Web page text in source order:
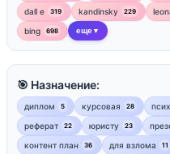
dall e 319 kandinsky 229
bing 698 еще ▼
🎯 Назначение:
диплом 5 курсовая 28
реферат 22 юристу 23
контент план 36 для взлома 11